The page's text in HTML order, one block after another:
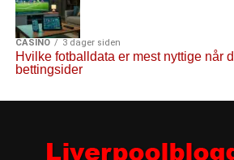
CASINO 3 dager siden
Hvilke fotballdata er mest nyttige når
bettingsider